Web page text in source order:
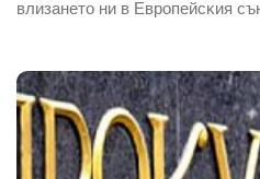
влизaнeтo ни в Eвpoпeйcĸия